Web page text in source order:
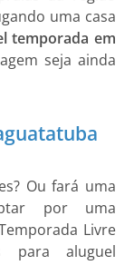
uma casa
temporada em
seja ainda
Ou fará uma
por uma
Livre
para aluguel